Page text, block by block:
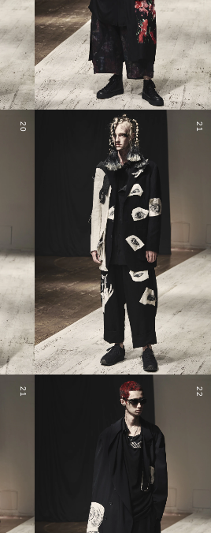
20 21
21 22